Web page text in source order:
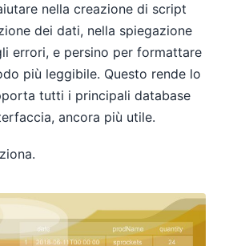
nella creazione di script
dei dati, nella spiegazione
errori, e persino per formattare
più leggibile. Questo rende lo
tutti i principali database
ancora più utile.